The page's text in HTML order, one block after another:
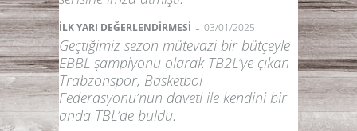
İLK YARI DEĞERLENDİRMESİ - 03/01/2025
Geçtiğimiz sezon mütevazi bir bütçeyle
EBBL şampiyonu olarak TB2L’ye çıkan
Trabzonspor, Basketbol
Federasyonu’nun daveti ile kendini bir
anda TBL’de buldu.